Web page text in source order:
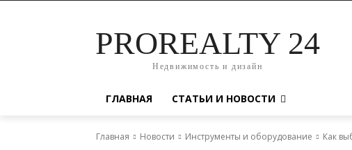
PROREALTY 24
Недвижимость и дизайн
ГЛАВНАЯ СТАТЬИ И НОВОСТИ
Главная Новости Инструменты и оборудование Как